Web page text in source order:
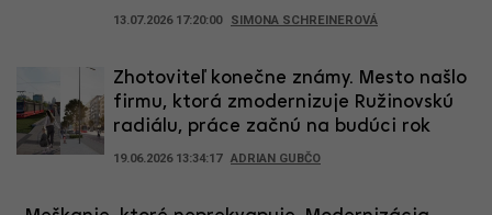
13.07.2026 17:20:00 SIMONA SCHREINEROVÁ
Zhotoviteľ konečne známy. Mesto našlo
firmu, ktorá zmodernizuje Ružinovskú
radiálu, práce začnú na budúci rok
19.06.2026 13:34:17 ADRIAN GUBČO